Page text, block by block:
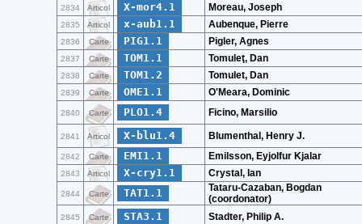
2834 Articol X-mor4.1 Moreau, Joseph
2835 Articol x-aub1.1 Aubenque, Pierre
2836 Carte PIG1.1 Pigler, Agnes
2837 Carte TOM1.1 Tomuleţ, Dan
2838 Carte TOM1.2 Tomulet, Dan
2839 Carte OME1.1 O'Meara, Dominic
2840 Carte PLO1.4 Ficino, Marsilio
2841 Articol X-blu1.4 Blumenthal, Henry J.
2842 Carte EMI1.1 Emilsson, Eyjolfur Kjalar
2843 Articol X-cry1.1 Crystal, Ian
2844 Carte TAT1.1
Tataru-Cazaban, Bogdan
(coordonator)
2845 Carte STA3.1 Stadter, Philip A.